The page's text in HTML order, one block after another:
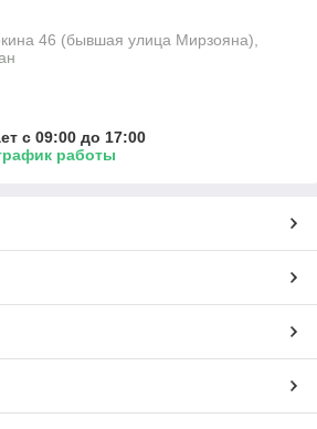
46 (бывшая улица Мирзояна),
с 09:00 до 17:00
работы